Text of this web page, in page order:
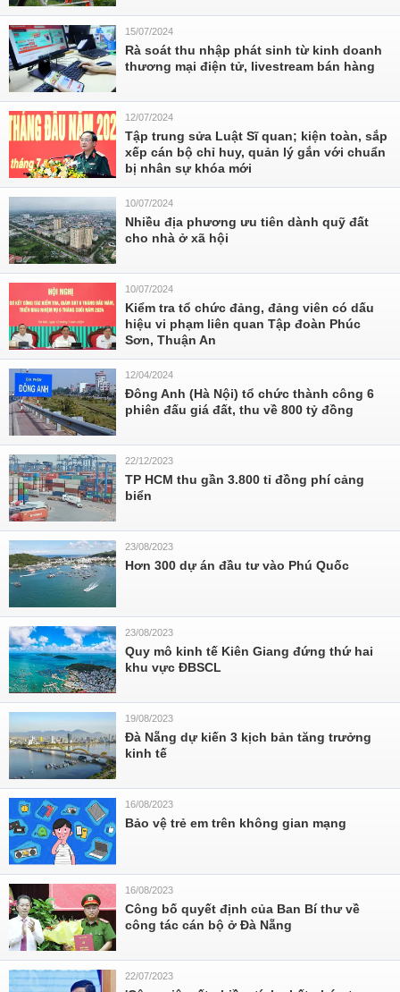
15/07/2024
Rà soát thu nhập phát sinh từ kinh doanh
thương mại điện tử, livestream bán hàng
12/07/2024
Tập trung sửa Luật Sĩ quan; kiện toàn, sắp
xếp cán bộ chỉ huy, quản lý gắn với chuẩn
bị nhân sự khóa mới
10/07/2024
Nhiều địa phương ưu tiên dành quỹ đất
cho nhà ở xã hội
10/07/2024
Kiểm tra tổ chức đảng, đảng viên có dấu
hiệu vi phạm liên quan Tập đoàn Phúc
Sơn, Thuận An
12/04/2024
Đông Anh (Hà Nội) tổ chức thành công 6
phiên đấu giá đất, thu về 800 tỷ đồng
22/12/2023
TP HCM thu gần 3.800 tỉ đồng phí cảng
biển
23/08/2023
Hơn 300 dự án đầu tư vào Phú Quốc
23/08/2023
Quy mô kinh tế Kiên Giang đứng thứ hai
khu vực ĐBSCL
19/08/2023
Đà Nẵng dự kiến 3 kịch bản tăng trưởng
kinh tế
16/08/2023
Bảo vệ trẻ em trên không gian mạng
16/08/2023
Công bố quyết định của Ban Bí thư về
công tác cán bộ ở Đà Nẵng
22/07/2023